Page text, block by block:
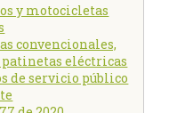
y motocicletas
convencionales,
eléctricas
de servicio público